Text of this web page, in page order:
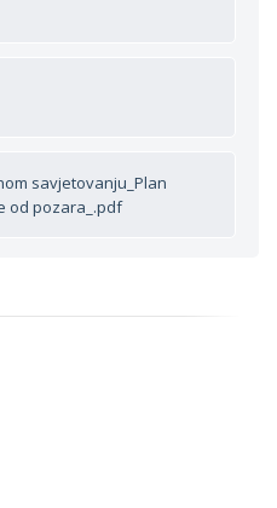
savjetovanju_Plan
od pozara_.pdf